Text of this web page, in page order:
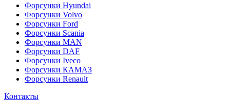
Форсунки Hyundai
Форсунки Volvo
Форсунки Ford
Форсунки Scania
Форсунки MAN
Форсунки DAF
Форсунки Iveco
Форсунки КАМАЗ
Форсунки Renault
Контакты